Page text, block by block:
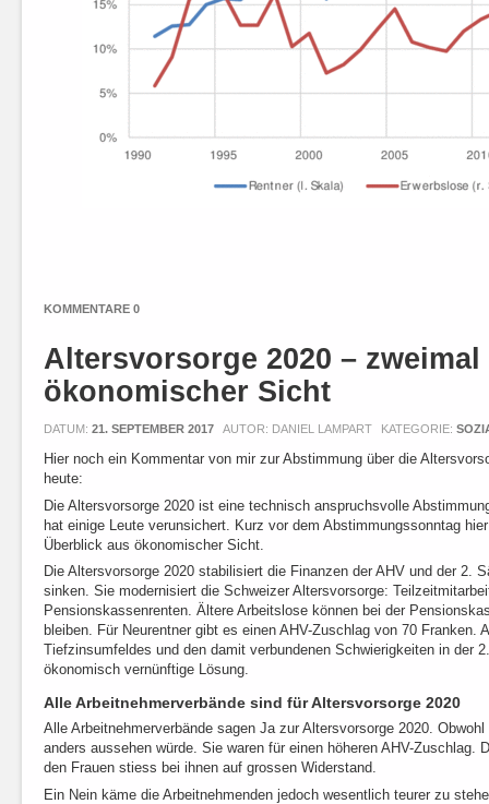
KOMMENTARE 0
Altersvorsorge 2020 – zweimal
ökonomischer Sicht
DATUM: 21. SEPTEMBER 2017 AUTOR: DANIEL LAMPART KATEGORIE:
Hier noch ein Kommentar von mir zur Abstimmung über die
heute:
Die Altersvorsorge 2020 ist eine technisch anspruchsvolle
hat einige Leute verunsichert. Kurz vor dem Abstimmungssonntag
Überblick aus ökonomischer Sicht.
Die Altersvorsorge 2020 stabilisiert die Finanzen der AHV und der 2.
sinken. Sie modernisiert die Schweizer Altersvorsorge:
Pensionskassenrenten. Ältere Arbeitslose können bei der
bleiben. Für Neurentner gibt es einen AHV-Zuschlag von 70 Franken.
Tiefzinsumfeldes und den damit verbundenen Schwierigkeiten in der
ökonomisch vernünftige Lösung.
Alle Arbeitnehmerverbände sind für Altersvorsorge 2020
Alle Arbeitnehmerverbände sagen Ja zur Altersvorsorge 2020.
anders aussehen würde. Sie waren für einen höheren AHV-Zuschlag.
den Frauen stiess bei ihnen auf grossen Widerstand.
Ein Nein käme die Arbeitnehmenden jedoch wesentlich teurer zu